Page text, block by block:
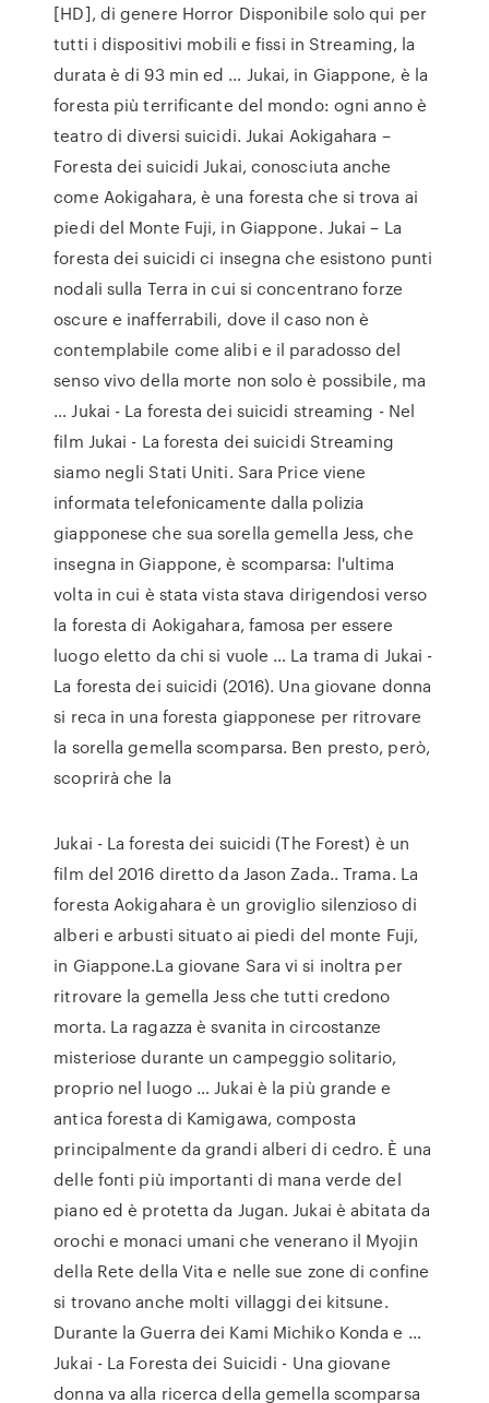
[HD], di genere Horror Disponibile solo qui per
tutti i dispositivi mobili e fissi in Streaming, la
durata è di 93 min ed … Jukai, in Giappone, è la
foresta più terrificante del mondo: ogni anno è
teatro di diversi suicidi. Jukai Aokigahara –
Foresta dei suicidi Jukai, conosciuta anche
come Aokigahara, è una foresta che si trova ai
piedi del Monte Fuji, in Giappone. Jukai – La
foresta dei suicidi ci insegna che esistono punti
nodali sulla Terra in cui si concentrano forze
oscure e inafferrabili, dove il caso non è
contemplabile come alibi e il paradosso del
senso vivo della morte non solo è possibile, ma
… Jukai - La foresta dei suicidi streaming - Nel
film Jukai - La foresta dei suicidi Streaming
siamo negli Stati Uniti. Sara Price viene
informata telefonicamente dalla polizia
giapponese che sua sorella gemella Jess, che
insegna in Giappone, è scomparsa: l'ultima
volta in cui è stata vista stava dirigendosi verso
la foresta di Aokigahara, famosa per essere
luogo eletto da chi si vuole … La trama di Jukai -
La foresta dei suicidi (2016). Una giovane donna
si reca in una foresta giapponese per ritrovare
la sorella gemella scomparsa. Ben presto, però,
scoprirà che la
Jukai - La foresta dei suicidi (The Forest) è un
film del 2016 diretto da Jason Zada.. Trama. La
foresta Aokigahara è un groviglio silenzioso di
alberi e arbusti situato ai piedi del monte Fuji,
in Giappone.La giovane Sara vi si inoltra per
ritrovare la gemella Jess che tutti credono
morta. La ragazza è svanita in circostanze
misteriose durante un campeggio solitario,
proprio nel luogo … Jukai è la più grande e
antica foresta di Kamigawa, composta
principalmente da grandi alberi di cedro. È una
delle fonti più importanti di mana verde del
piano ed è protetta da Jugan. Jukai è abitata da
orochi e monaci umani che venerano il Myojin
della Rete della Vita e nelle sue zone di confine
si trovano anche molti villaggi dei kitsune.
Durante la Guerra dei Kami Michiko Konda e …
Jukai - La Foresta dei Suicidi - Una giovane
donna va alla ricerca della gemella scomparsa